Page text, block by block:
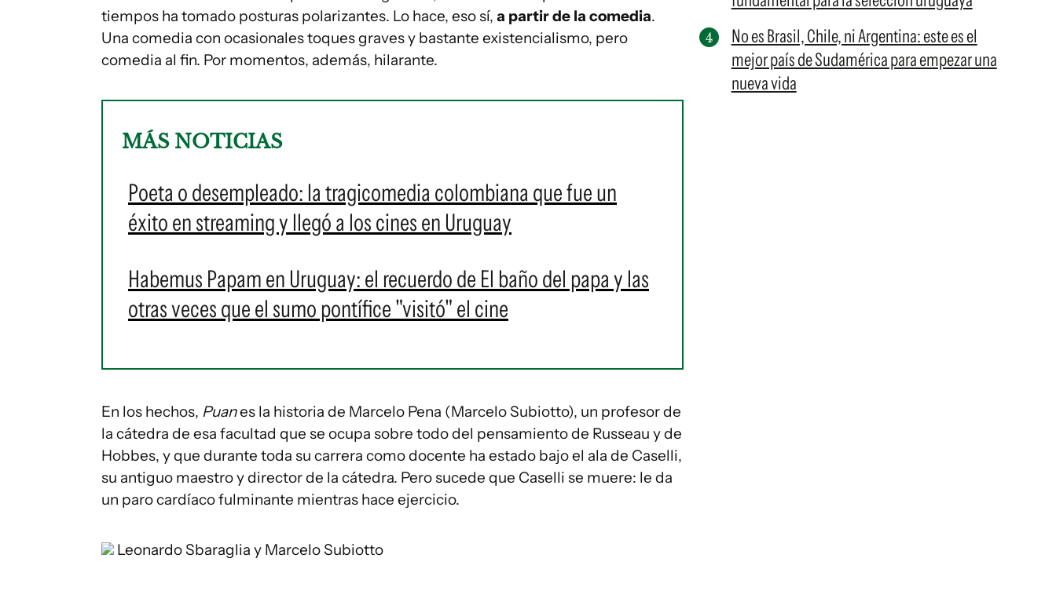
tiempos ha tomado posturas polarizantes. Lo hace, eso sí, a partir de la comedia.
Una comedia con ocasionales toques graves y bastante existencialismo, pero
comedia al fin. Por momentos, además, hilarante.
MÁS NOTICIAS
Poeta o desempleado: la tragicomedia colombiana que fue un
éxito en streaming y llegó a los cines en Uruguay
Habemus Papam en Uruguay: el recuerdo de El baño del papa y las
otras veces que el sumo pontífice "visitó" el cine
En los hechos, Puanes la historia de Marcelo Pena (Marcelo Subiotto), un profesor de
la cátedra de esa facultad que se ocupa sobre todo del pensamiento de Russeau y de
Hobbes, y que durante toda su carrera como docente ha estado bajo el ala de Caselli,
su antiguo maestro y director de la cátedra. Pero sucede que Caselli se muere: le da
un paro cardíaco fulminante mientras hace ejercicio.
Leonardo Sbaraglia y Marcelo Subiotto
No es Brasil, Chile, ni Argentina: este es el
mejor país de Sudamérica para empezar una
nueva vida